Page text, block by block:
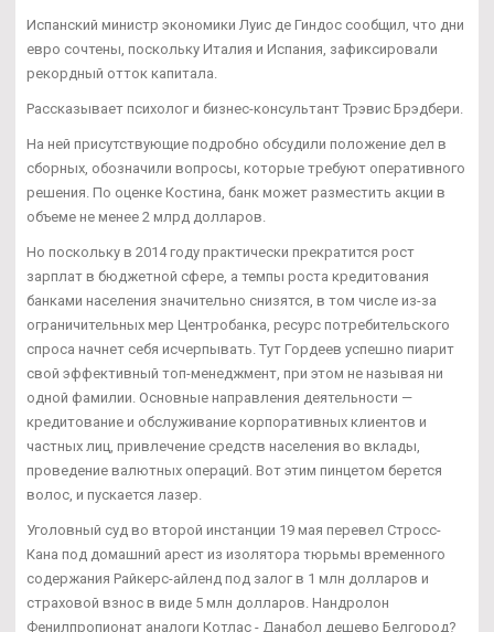
Испанский министр экономики Луис де Гиндос сообщил, что дни
евро сочтены, поскольку Италия и Испания, зафиксировали
рекордный отток капитала.
Рассказывает психолог и бизнес-консультант Трэвис Брэдбери.
На ней присутствующие подробно обсудили положение дел в
сборных, обозначили вопросы, которые требуют оперативного
решения. По оценке Костина, банк может разместить акции в
объеме не менее 2 млрд долларов.
Но поскольку в 2014 году практически прекратится рост
зарплат в бюджетной сфере, а темпы роста кредитования
банками населения значительно снизятся, в том числе из-за
ограничительных мер Центробанка, ресурс потребительского
спроса начнет себя исчерпывать. Тут Гордеев успешно пиарит
свой эффективный топ-менеджмент, при этом не называя ни
одной фамилии. Основные направления деятельности —
кредитование и обслуживание корпоративных клиентов и
частных лиц, привлечение средств населения во вклады,
проведение валютных операций. Вот этим пинцетом берется
волос, и пускается лазер.
Уголовный суд во второй инстанции 19 мая перевел Стросс-
Кана под домашний арест из изолятора тюрьмы временного
содержания Райкерс-айленд под залог в 1 млн долларов и
страховой взнос в виде 5 млн долларов. Нандролон
Фенилпропионат аналоги Котлас - Данабол дешево Белгород?